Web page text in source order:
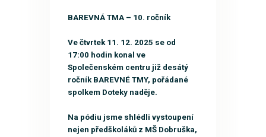
BAREVNÁ TMA – 10. ročník
Ve čtvrtek 11. 12. 2025 se od
17:00 hodin konal ve
Společenském centru již desátý
ročník BAREVNÉ TMY, pořádané
spolkem Doteky naděje.
Na pódiu jsme shlédli vystoupení
nejen předškoláků z MŠ Dobruška,